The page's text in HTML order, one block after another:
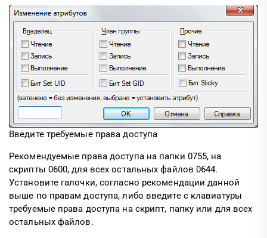
Введите требуемые права доступа
Рекомендуемые права доступа на папки 0755, на
скрипты 0600, для всех остальных файлов 0644.
Установите галочки, согласно рекомендации данной
выше по правам доступа, либо введите с клавиатуры
требуемые права доступа на скрипт, папку или для всех
остальных файлов.